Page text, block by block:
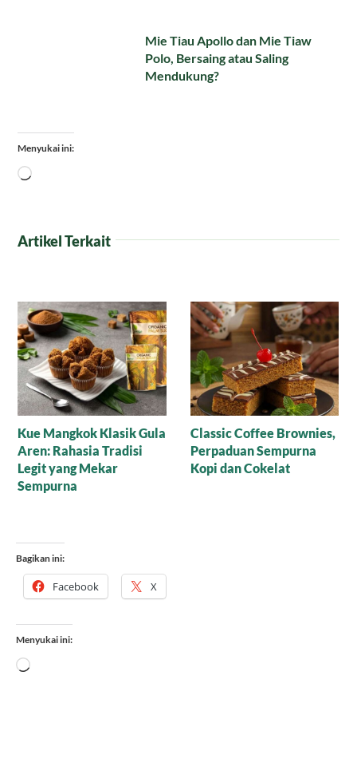
Mie Tiau Apollo dan Mie Tiaw
Polo, Bersaing atau Saling
Mendukung?
Menyukai ini:
Memuat...
Artikel Terkait
Resep Nagasari Tape,
Peluang Bisnis
Menggiurkan!
Mana yang Lebih Bagus
untuk Baking: Gula Aren
Cair Organik atau Versi
Bagikan ini:
Facebook X
Menyukai ini:
Memuat...